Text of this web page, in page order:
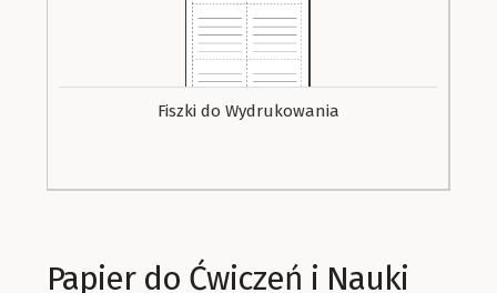
Fiszki do Wydrukowania
Papier do Ćwiczeń i Nauki